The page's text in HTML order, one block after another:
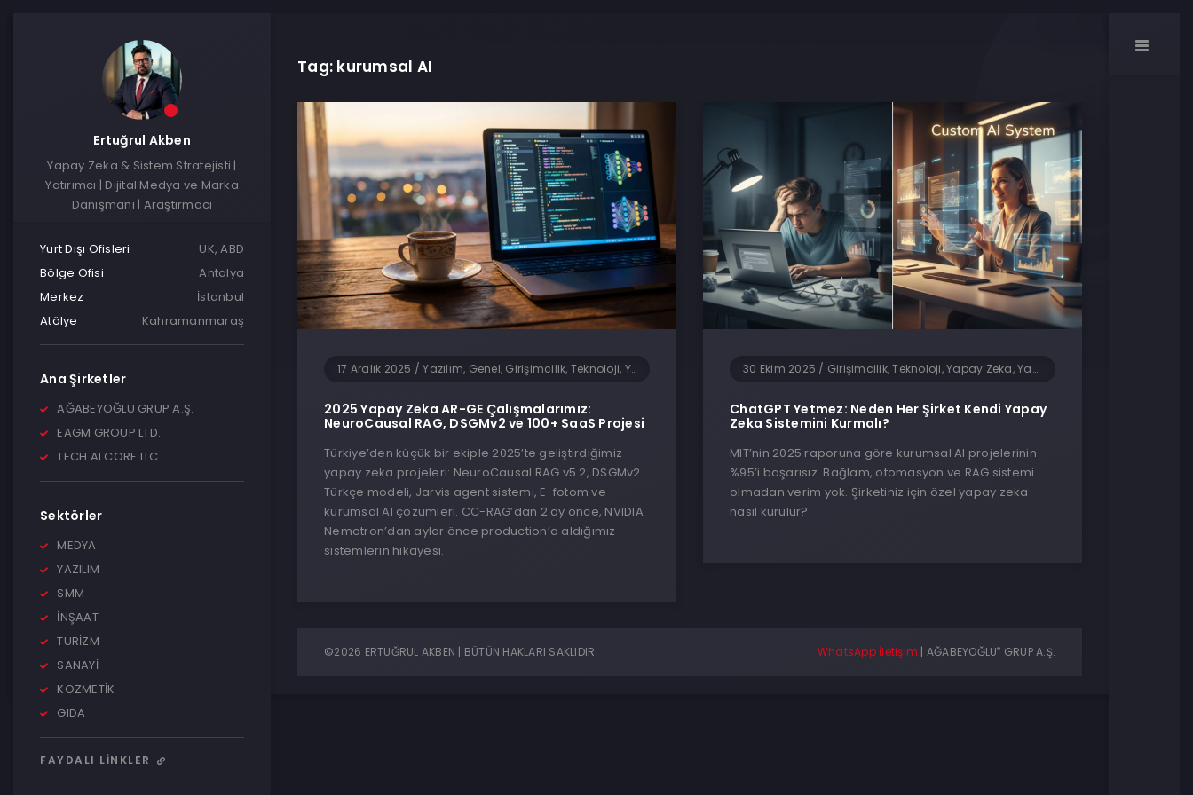
Ertuğrul Akben
Yapay Zeka & Sistem Stratejisti |
Yatırımcı | Dijital Medya ve Marka
Danışmanı | Araştırmacı
Yurt Dışı Ofisleri
UK, ABD
Bölge Ofisi
Antalya
Merkez
İstanbul
Atölye
Kahramanmaraş
Ana Şirketler
AĞABEYOĞLU GRUP A.Ş.
EAGM GROUP LTD.
TECH AI CORE LLC.
Sektörler
MEDYA
YAZILIM
SMM
İNŞAAT
TURİZM
SANAYİ
KOZMETİK
GIDA
FAYDALI LINKLER
Tag: kurumsal AI
17 Aralık 2025 /Yazılım, Genel, Girişimcilik, Teknoloji, Yapay Zeka
2025 Yapay Zeka AR-GE Çalışmalarımız:
NeuroCausal RAG, DSGMv2 ve 100+ SaaS Projesi
Türkiye’den küçük bir ekiple 2025’te geliştirdiğimiz
yapay zeka projeleri: NeuroCausal RAG v5.2, DSGMv2
Türkçe modeli, Jarvis agent sistemi, E-fotom ve
kurumsal AI çözümleri. CC-RAG’dan 2 ay önce, NVIDIA
Nemotron’dan aylar önce production’a aldığımız
sistemlerin hikayesi.
30 Ekim 2025 / Girişimcilik, Teknoloji, Yapay Zeka, Yazılım
ChatGPT Yetmez: Neden Her Şirket Kendi Yapay
Zeka Sistemini Kurmalı?
MIT’nin 2025 raporuna göre kurumsal AI projelerinin
%95’i başarısız. Bağlam, otomasyon ve RAG sistemi
olmadan verim yok. Şirketiniz için özel yapay zeka
nasıl kurulur?
©2026 ERTUĞRUL AKBEN | BÜTÜN HAKLARI SAKLIDIR. WhatsApp İletişim | AĞABEYOĞLU® GRUP A.Ş.